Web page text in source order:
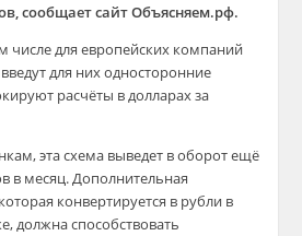
сообщает сайт Объясняем.рф.
числе для европейских компаний
для них односторонние
расчёты в долларах за
эта схема выведет в оборот ещё
в месяц. Дополнительная
конвертируется в рубли в
должна способствовать